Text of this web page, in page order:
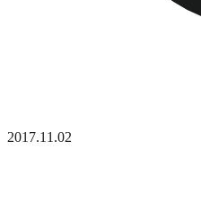
2017.11.02